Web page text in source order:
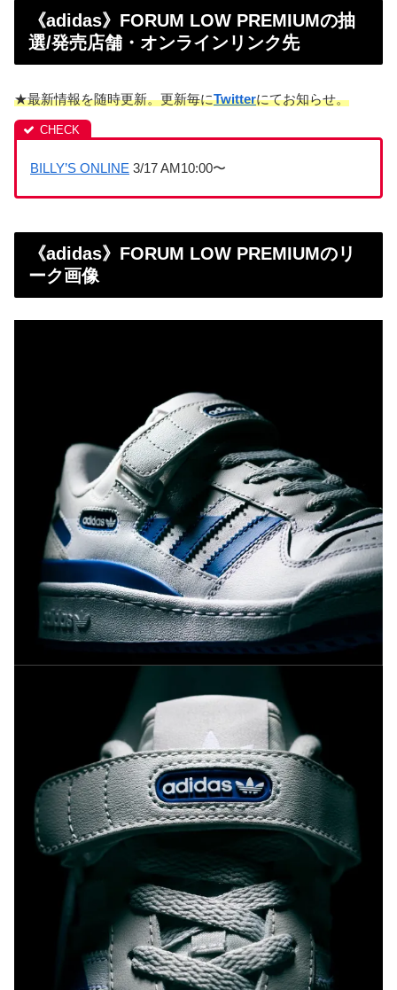
《adidas》FORUM LOW PREMIUMの抽
選/発売店舗・オンラインリンク先
★最新情報を随時更新。更新毎にTwitterにてお知らせ。
BILLY’S ONLINE 3/17 AM10:00〜
《adidas》FORUM LOW PREMIUMのリ
ーク画像